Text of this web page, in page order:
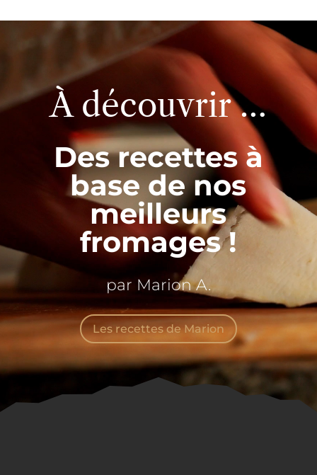
À découvrir …
Des recettes à
base de nos
meilleurs
fromages !
par Marion A.
Les recettes de Marion